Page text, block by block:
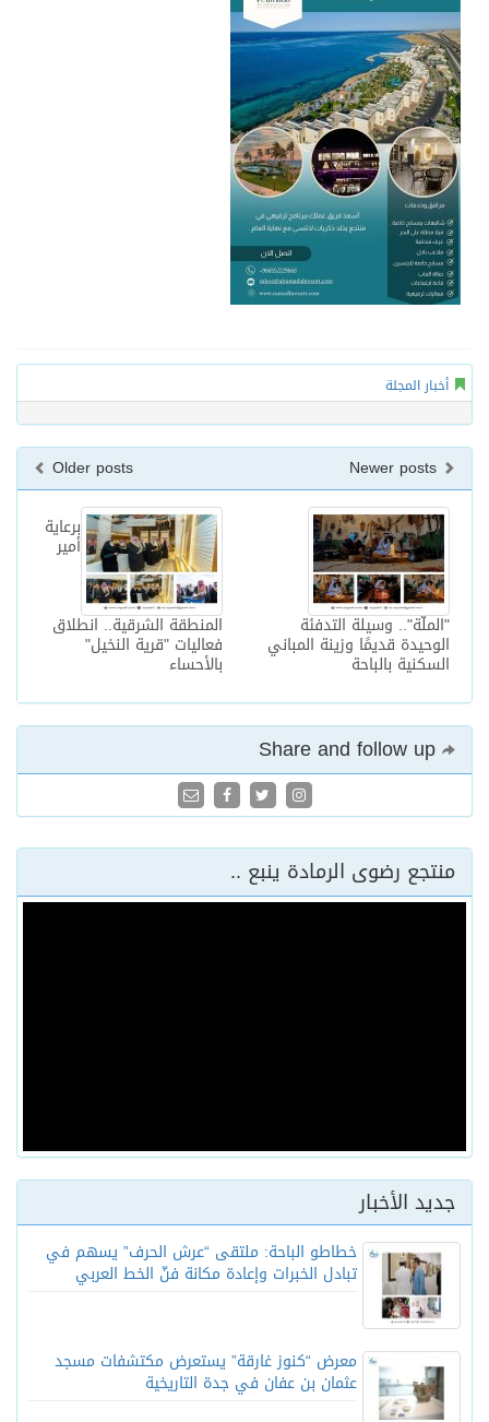
أخبار المجلة
Older posts
برعاية
أمير
المنطقة الشرقية.. انطلاق
فعاليات "قرية النخيل"
بالأحساء
"الملّة".. وسيلة التدفئة
الوحيدة قديمًا وزينة المباني
السكنية بالباحة
منتجع رضوى الرمادة ينبع ..
جديد الأخبار
خطاطو الباحة: ملتقى “عرش الحرف” يسهم في
تبادل الخبرات وإعادة مكانة فنّ الخط العربي
معرض “كنوز غارقة” يستعرض مكتشفات مسجد
عثمان بن عفان في جدة التاريخية